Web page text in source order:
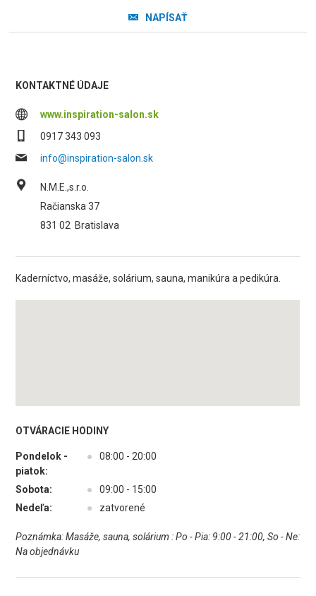
NAPÍSAŤ
KONTAKTNÉ ÚDAJE
www.inspiration-salon.sk
0917 343 093
info@inspiration-salon.sk
N.M.E.,s.r.o.
Račianska 37
831 02 Bratislava
Kaderníctvo, masáže, solárium, sauna, manikúra a pedikúra.
OTVÁRACIE HODINY
Pondelok -
piatok:
● 08:00 - 20:00
Sobota: ●
09:00 - 15:00
Nedeľa:
● zatvorené
Poznámka: Masáže, sauna, solárium : Po - Pia: 9:00 - 21:00, So - Ne:
Na objednávku